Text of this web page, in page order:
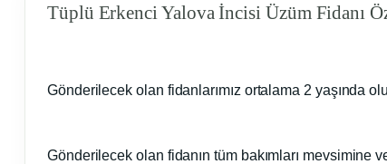
Tüplü Erkenci Yalova İncisi Üzüm Fidanı
Gönderilecek olan fidanlarımız ortalama 2 yaşında
Gönderilecek olan fidanın tüm bakımları mevsimine